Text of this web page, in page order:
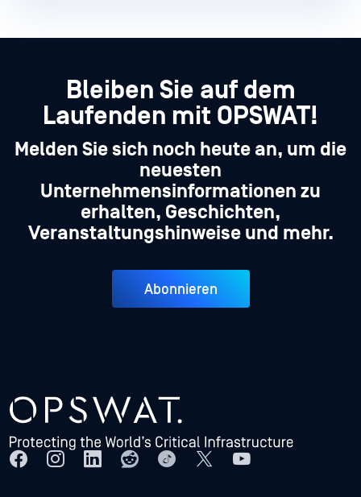
Bleiben Sie auf dem
Laufenden mit OPSWAT!
Melden Sie sich noch heute an, um die
neuesten
Unternehmensinformationen zu
erhalten, Geschichten,
Veranstaltungshinweise und mehr.
Abonnieren